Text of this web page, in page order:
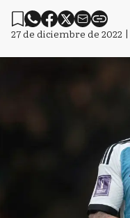
27 de diciembre de 2022 |